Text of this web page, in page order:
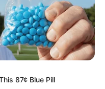
87¢ Blue Pill